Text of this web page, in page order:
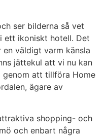
ser bilderna så vet
ett ikoniskt hotell. Det
väldigt varm känsla
jättekul att vi nu kan
genom att tillföra Home
ägare av
shopping- och
och enbart några